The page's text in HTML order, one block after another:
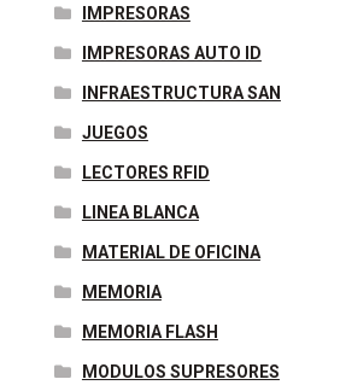
IMPRESORAS
IMPRESORAS AUTO ID
INFRAESTRUCTURA SAN
JUEGOS
LECTORES RFID
LINEA BLANCA
MATERIAL DE OFICINA
MEMORIA
MEMORIA FLASH
MODULOS SUPRESORES